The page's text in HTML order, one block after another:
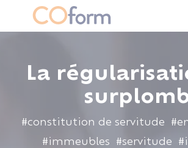
La
#constitution de servitude
#immeubles #servitude
Panneau de gestion des cookies